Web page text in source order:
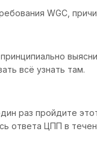
WGC,
всё узнать там.
раз пройдите
ответа ЦПП в